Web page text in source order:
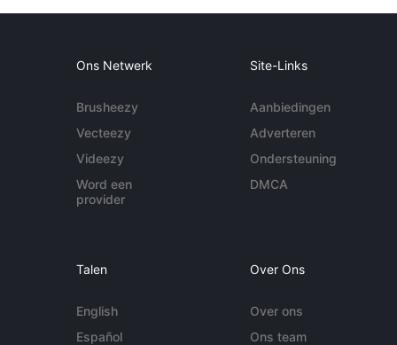
Ons Netwerk
Brusheezy
Vecteezy
Videezy
Word een
provider
Site-Links
Aanbiedingen
Adverteren
Ondersteuning
DMCA
Talen
English
Español
Over Ons
Over ons
Ons team